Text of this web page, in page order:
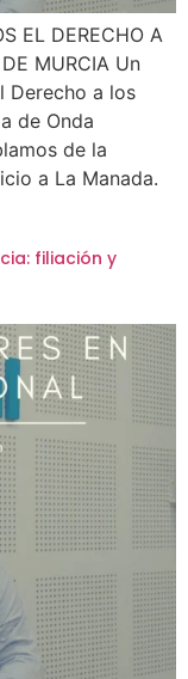
EL DERECHO A
MURCIA Un
Derecho a los
de Onda
de la
a La Manada.
filiación y